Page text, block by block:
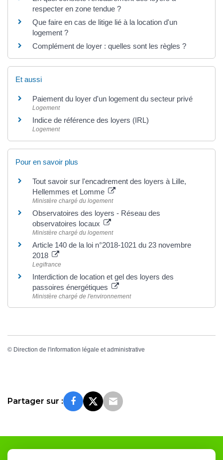
respecter en zone tendue ?
Que faire en cas de litige lié à la location d'un
logement ?
Complément de loyer : quelles sont les règles ?
Et aussi
Paiement du loyer d'un logement du secteur privé
Logement
Indice de référence des loyers (IRL)
Logement
Pour en savoir plus
Tout savoir sur l'encadrement des loyers à Lille,
Hellemmes et Lomme
Ministère chargé du logement
Observatoires des loyers - Réseau des
observatoires locaux
Ministère chargé du logement
Article 140 de la loi n°2018-1021 du 23 novembre
2018
Legifrance
Interdiction de location et gel des loyers des
passoires énergétiques
Ministère chargé de l'environnement
© Direction de l'information légale et administrative
Partager sur :